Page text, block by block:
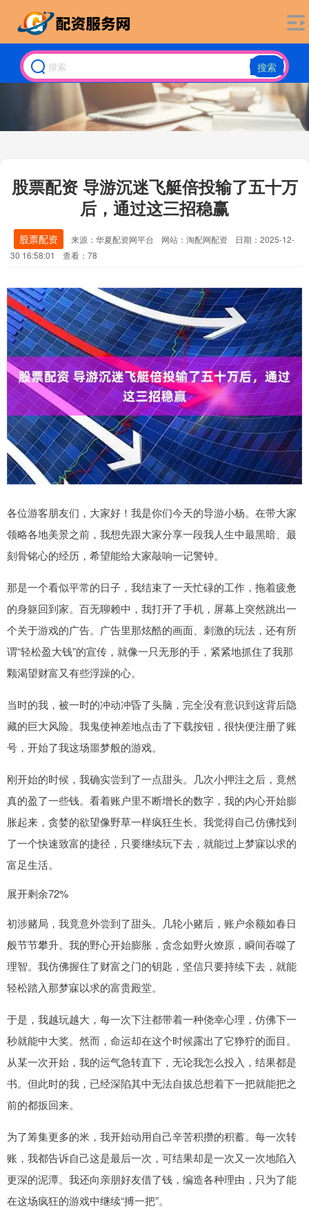
搜索
股票配资 导游沉迷飞艇倍投输了五十万
后，通过这三招稳赢
股票配资 来源：华夏配资网平台 网站：淘配网配资
日期：2025-12-
30 16:58:01
查看：78
各位游客朋友们，大家好！我是你们今天的导游小杨。在带大家
领略各地美景之前，我想先跟大家分享一段我人生中最黑暗、最
刻骨铭心的经历，希望能给大家敲响一记警钟。
那是一个看似平常的日子，我结束了一天忙碌的工作，拖着疲惫
的身躯回到家。百无聊赖中，我打开了手机，屏幕上突然跳出一
个关于游戏的广告。广告里那炫酷的画面、刺激的玩法，还有所
谓“轻松盈大钱”的宣传，就像一只无形的手，紧紧地抓住了我那
颗渴望财富又有些浮躁的心。
当时的我，被一时的冲动冲昏了头脑，完全没有意识到这背后隐
藏的巨大风险。我鬼使神差地点击了下载按钮，很快便注册了账
号，开始了我这场噩梦般的游戏。
刚开始的时候，我确实尝到了一点甜头。几次小押注之后，竟然
真的盈了一些钱。看着账户里不断增长的数字，我的内心开始膨
胀起来，贪婪的欲望像野草一样疯狂生长。我觉得自己仿佛找到
了一个快速致富的捷径，只要继续玩下去，就能过上梦寐以求的
富足生活。
展开剩余72%
初涉赌局，我竟意外尝到了甜头。几轮小赌后，账户余额如春日
般节节攀升。我的野心开始膨胀，贪念如野火燎原，瞬间吞噬了
理智。我仿佛握住了财富之门的钥匙，坚信只要持续下去，就能
轻松踏入那梦寐以求的富贵殿堂。
于是，我越玩越大，每一次下注都带着一种侥幸心理，仿佛下一
秒就能中大奖。然而，命运却在这个时候露出了它狰狞的面目。
从某一次开始，我的运气急转直下，无论我怎么投入，结果都是
书。但此时的我，已经深陷其中无法自拔总想着下一把就能把之
前的都扳回来。
为了筹集更多的米，我开始动用自己辛苦积攒的积蓄。每一次转
账，我都告诉自己这是最后一次，可结果却是一次又一次地陷入
更深的泥潭。我还向亲朋好友借了钱，编造各种理由，只为了能
在这场疯狂的游戏中继续“搏一把”。